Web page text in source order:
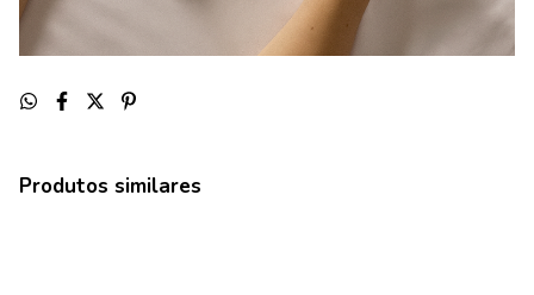
Produtos similares